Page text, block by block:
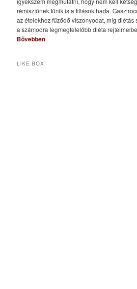
rémisztőnek tűnik is a tiltások hada.
az ételekhez fűződő viszonyodat, míg diétás
a számodra legmegfelelőbb diéta
Bővebben
LIKE BOX